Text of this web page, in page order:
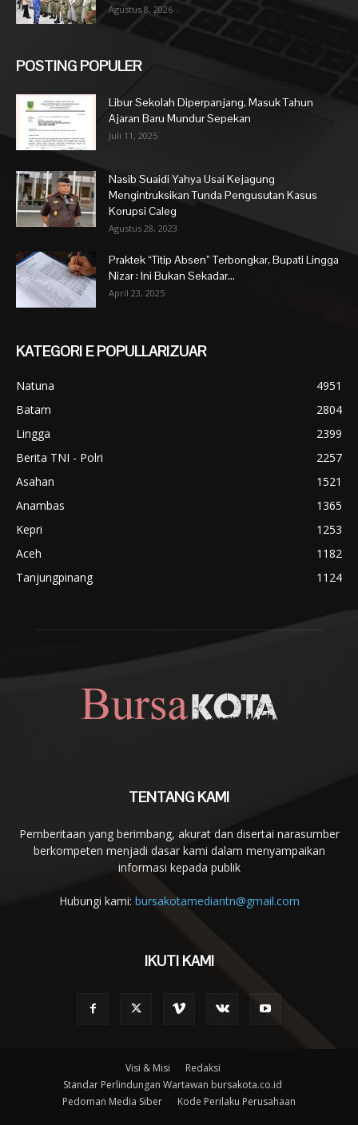
Agustus 8, 2026
POSTING POPULER
Libur Sekolah Diperpanjang, Masuk Tahun
Ajaran Baru Mundur Sepekan
Juli 11, 2025
Nasib Suaidi Yahya Usai Kejagung
Mengintruksikan Tunda Pengusutan Kasus
Korupsi Caleg
Agustus 28, 2023
Praktek “Titip Absen” Terbongkar, Bupati Lingga
Nizar : Ini Bukan Sekadar...
April 23, 2025
KATEGORI E POPULLARIZUAR
Natuna
4951
Batam
2804
Lingga
2399
Berita TNI - Polri
2257
Asahan
1521
Anambas
1365
Kepri
1253
Aceh
1182
Tanjungpinang
1124
TENTANG KAMI
Pemberitaan yang berimbang, akurat dan disertai narasumber
berkompeten menjadi dasar kami dalam menyampaikan
informasi kepada publik
Hubungi kami: bursakotamediantn@gmail.com
IKUTI KAMI
Visi & Misi
Redaksi
Standar Perlindungan Wartawan bursakota.co.id
Pedoman Media Siber
Kode Perilaku Perusahaan